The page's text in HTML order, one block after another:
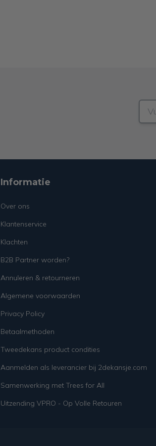
Informatie
Over ons
Klantenservice
Klachten
B2B Partner worden?
Annuleren & retourneren
Algemene voorwaarden
Privacy Policy
Betaalmethoden
Tweedekans product condities
Aanmelden als leverancier bij 2dekansje.com
Samenwerking met Trees for All
Uitzending VPRO - Op Volle Retouren